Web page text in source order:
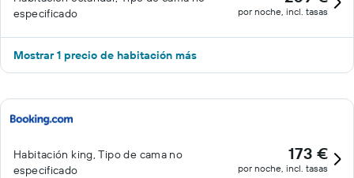
especificado
por noche, incl. tasas
Mostrar 1 precio de habitación más
Habitación king, Tipo de cama no
especificado
173 €
por noche, incl. tasas